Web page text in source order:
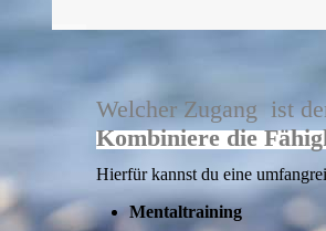
Welcher Zugang ist
Kombiniere die
Hierfür kannst du eine
Mentaltraining